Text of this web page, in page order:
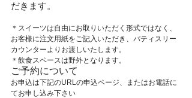
だきます。
＊スイーツは自由にお取りいただく形式ではなく、
お客様に注文用紙をご記入いただき、パティスリー
カウンターよりお渡しいたします。
＊飲食スペースは野外となります。
ご予約について
お申込は下記のURLの申込ページ、またはお電話に
てお申し込み下さい